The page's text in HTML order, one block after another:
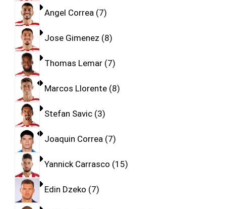
Angel Correa 7
Jose Gimenez 8
Thomas Lemar 7
Marcos Llorente 8
Stefan Savic 3
Joaquin Correa 7
Yannick Carrasco 15
Edin Dzeko 7